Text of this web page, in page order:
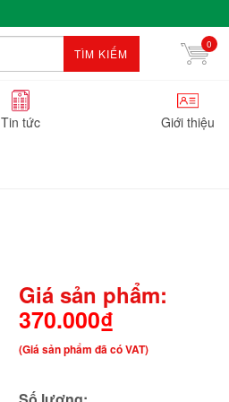
TÌM KIẾM
0
Tin tức Giới thiệu
Giá sản phẩm:
370.000₫
(Giá sản phẩm đã có VAT)